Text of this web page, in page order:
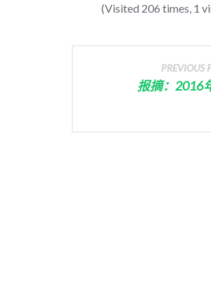
(Visited 206 times, 1
PREVIOUS
报摘：2016